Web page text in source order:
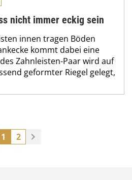
nicht immer eckig sein
innen tragen Böden
kommt dabei eine
Zahnleisten-Paar wird auf
geformter Riegel gelegt,
1 2